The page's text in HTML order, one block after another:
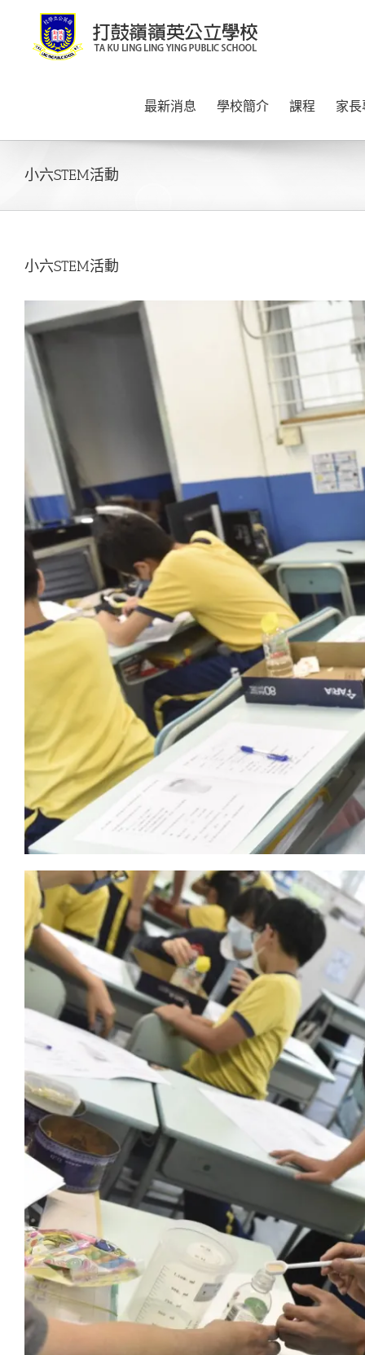
content
最新消息 學校簡介 課程 家
小六STEM活動
小六STEM活動